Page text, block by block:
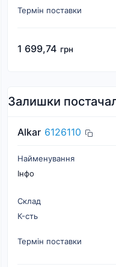
Термін поставки
1 699,74 грн
Залишки
Alkar 6126110
Найменування
Інфо
Склад
К-cть
Термін поставки